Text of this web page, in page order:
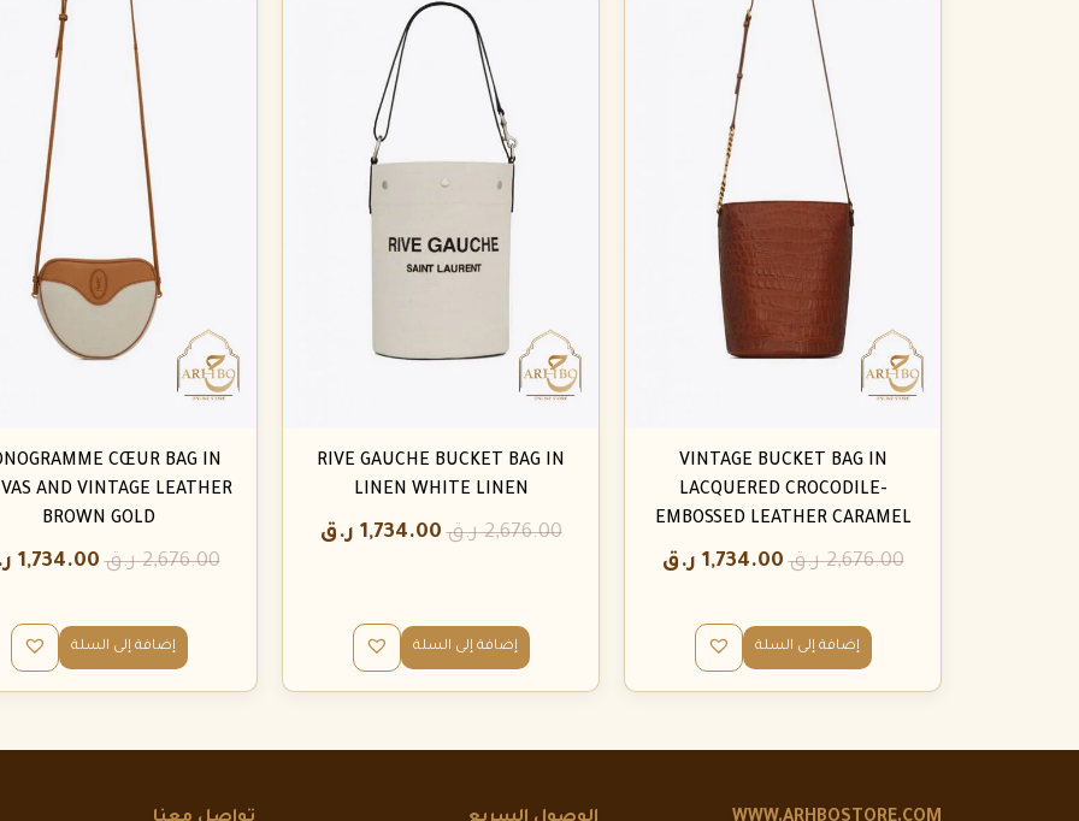
VINTAGE BUCKET BAG IN
LACQUERED CROCODILE-
EMBOSSED LEATHER CARAMEL
2,676.00 ر.ق 1,734.00 ر.ق
إضافة إلى السلة
RIVE GAUCHE BUCKET BAG IN
LINEN WHITE LINEN
2,676.00 ر.ق 1,734.00 ر.ق
إضافة إلى السلة
CŒUR BAG IN
AND VINTAGE LEATHER
BROWN GOLD
2,676.00 ر.ق 1,734.00
إضافة إلى السلة